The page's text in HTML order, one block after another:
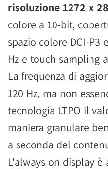
risoluzione 1272 x
colore a 10-bit,
spazio colore DCI-P3
Hz e touch sampling
La frequenza di
120 Hz, ma non
tecnologia LTPO il
maniera granulare
a seconda del
L'always on display è